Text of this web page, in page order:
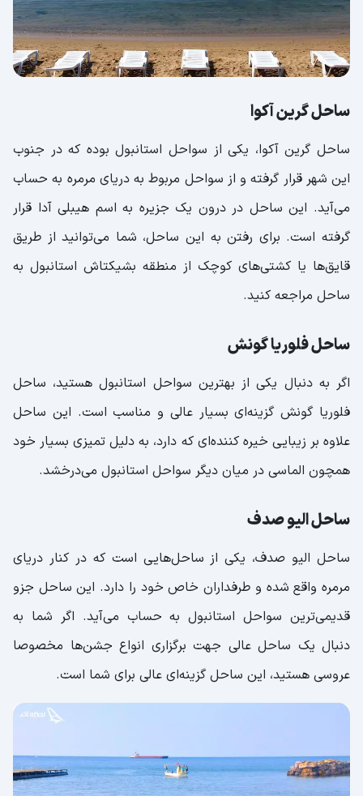
ساحل گرین آکوا
ساحل گرین آکوا، یکی از سواحل استانبول بوده که در جنوب
این شهر قرار گرفته و از سواحل مربوط به دریای مرمره به حساب
می‌آید. این ساحل در درون یک جزیره به اسم هیبلی آدا قرار
گرفته است. برای رفتن به این ساحل، شما می‌توانید از طریق
قایق‌ها یا کشتی‌های کوچک از منطقه بشیکتاش استانبول به
ساحل مراجعه کنید.
ساحل فلوریا گونش
اگر به دنبال یکی از بهترین سواحل استانبول هستید، ساحل
فلوریا گونش گزینه‌ای بسیار عالی و مناسب است. این ساحل
علاوه بر زیبایی خیره کننده‌ای که دارد، به دلیل تمیزی بسیار خود
همچون الماسی در میان دیگر سواحل استانبول می‌درخشد.
ساحل الیو صدف
ساحل الیو صدف، یکی از ساحل‌هایی است که در کنار دریای
مرمره واقع شده و طرفداران خاص خود را دارد. این ساحل جزو
قدیمی‌ترین سواحل استانبول به حساب می‌آید. اگر شما به
دنبال یک ساحل عالی جهت برگزاری انواع جشن‌ها مخصوصا
عروسی هستید، این ساحل گزینه‌ای عالی برای شما است.